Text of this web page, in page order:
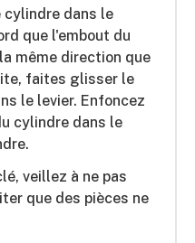
cylindre dans le
que l'embout du
même direction que
faites glisser le
le levier. Enfoncez
cylindre dans le
veillez à ne pas
que des pièces ne